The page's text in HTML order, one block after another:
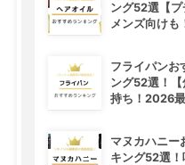
DECORTÉ(コスメデコルテ)
アイグロウ ジェム スキンシャ
3.97(72)
¥2,970
ング52選【
メンズ向けも
フライパンお
ング52選！
持ち！2026最
マヌカハニー
キング52選！